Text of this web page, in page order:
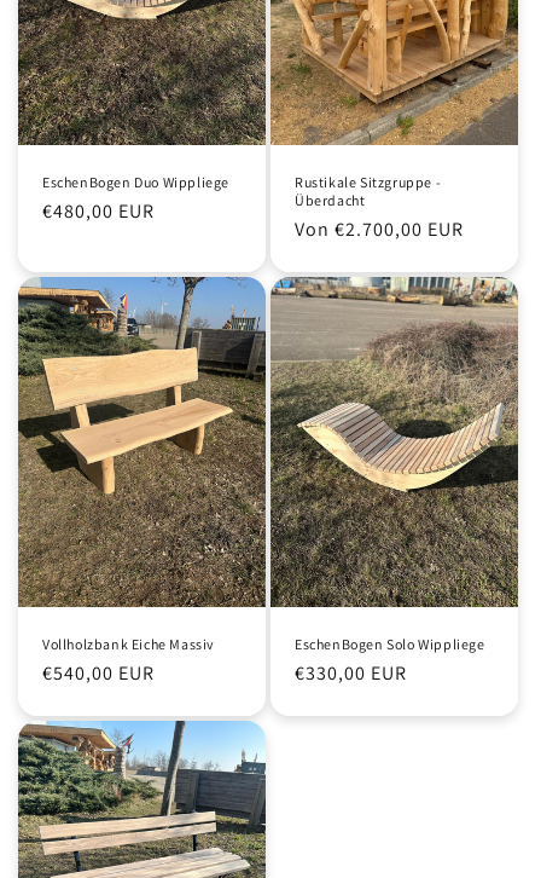
EschenBogen Duo Wippliege
Normaler
€480,00 EUR
Rustikale Sitzgruppe -
Überdacht
Normaler
Von €2.700,00 EUR
Vollholzbank Eiche Massiv
Normaler
€540,00 EUR
EschenBogen Solo Wippliege
Normaler
€330,00 EUR